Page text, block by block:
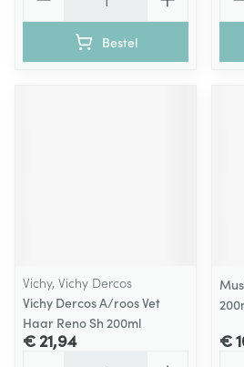
Bestel
Vichy, Vichy Dercos
Vichy Dercos A/roos Vet
Haar Reno Sh 200ml
€ 21,94 €